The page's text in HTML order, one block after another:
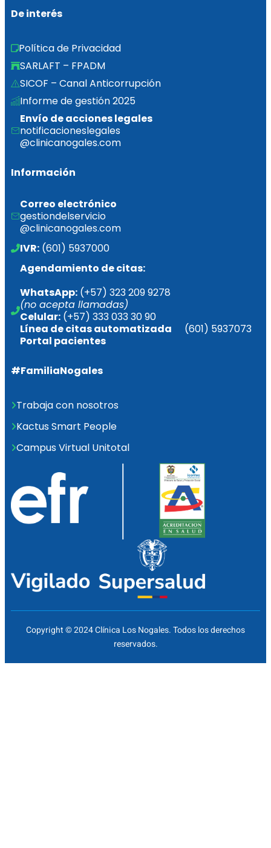
De interés
Política de Privacidad
SARLAFT – FPADM
SICOF – Canal Anticorrupción
Informe de gestión 2025
Envío de acciones legales
notificacioneslegales
@clinicanogales.com
Información
Correo electrónico
gestiondelservicio
@clinicanogales.com
IVR: (601) 5937000
Agendamiento de citas:
WhatsApp: (+57) 323 209 9278
(no acepta llamadas)
Celular: (+57) 333 033 30 90
Línea de citas automatizada (601) 5937073
Portal pacientes
#FamiliaNogales
Trabaja con nosotros
Kactus Smart People
Campus Virtual Unitotal
Copyright © 2024 Clínica Los Nogales. Todos los derechos
reservados.